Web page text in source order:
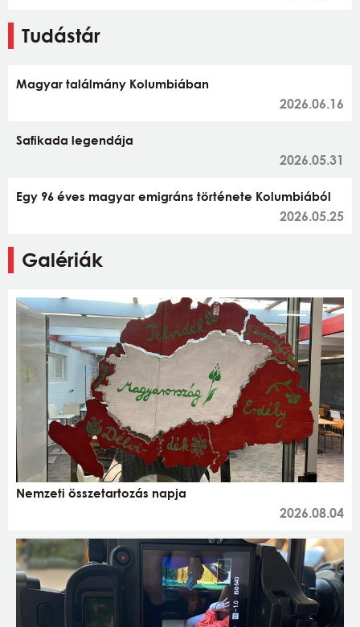
Tudástár
Magyar találmány Kolumbiában
2026.06.16
Safikada legendája
2026.05.31
Egy 96 éves magyar emigráns története Kolumbiából
2026.05.25
Galériák
Nemzeti összetartozás napja
2026.08.04